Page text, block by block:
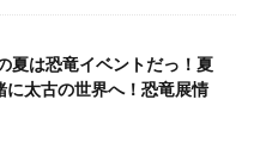
夏は恐竜イベントだっ！夏
に太古の世界へ！恐竜展情